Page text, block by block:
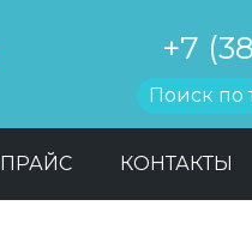
+7
ПРАЙС КОНТАКТЫ